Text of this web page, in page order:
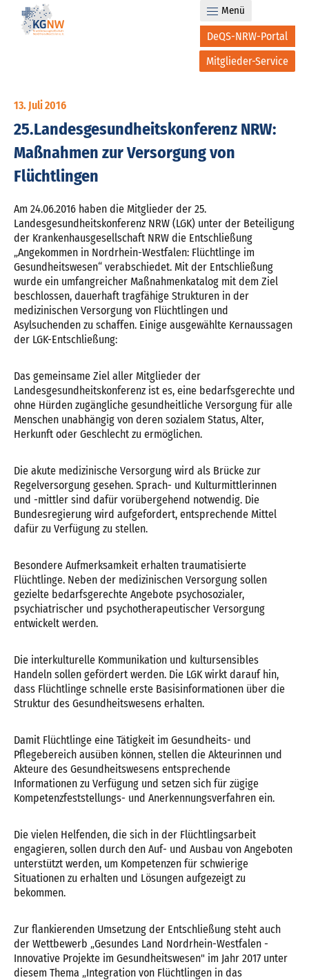
DeQS-NRW-Portal
Mitglieder-Service
Menü
13. Juli 2016
25.Landesgesundheitskonferenz NRW:
Maßnahmen zur Versorgung von
Flüchtlingen
Am 24.06.2016 haben die Mitglieder der 25.
Landesgesundheitskonferenz NRW (LGK) unter der Beteiligung
der Krankenhausgesellschaft NRW die Entschließung
„Angekommen in Nordrhein-Westfalen: Flüchtlinge im
Gesundheitswesen“ verabschiedet. Mit der Entschließung
wurde ein umfangreicher Maßnahmenkatalog mit dem Ziel
beschlossen, dauerhaft tragfähige Strukturen in der
medizinischen Versorgung von Flüchtlingen und
Asylsuchenden zu schaffen. Einige ausgewählte Kernaussagen
der LGK-Entschließung:
Das gemeinsame Ziel aller Mitglieder der
Landesgesundheitskonferenz ist es, eine bedarfsgerechte und
ohne Hürden zugängliche gesundheitliche Versorgung für alle
Menschen unabhängig von deren sozialem Status, Alter,
Herkunft oder Geschlecht zu ermöglichen.
Die akute medizinische Versorgung wird als Brücke zur
Regelversorgung gesehen. Sprach- und Kulturmittlerinnen
und -mittler sind dafür vorübergehend notwendig. Die
Bundesregierung wird aufgefordert, entsprechende Mittel
dafür zu Verfügung zu stellen.
Besondere Aufmerksamkeit erhalten traumatisierte
Flüchtlinge. Neben der medizinischen Versorgung sollen
gezielte bedarfsgerechte Angebote psychosozialer,
psychiatrischer und psychotherapeutischer Versorgung
entwickelt werden.
Die interkulturelle Kommunikation und kultursensibles
Handeln sollen gefördert werden. Die LGK wirkt darauf hin,
dass Flüchtlinge schnelle erste Basisinformationen über die
Struktur des Gesundheitswesens erhalten.
Damit Flüchtlinge eine Tätigkeit im Gesundheits- und
Pflegebereich ausüben können, stellen die Akteurinnen und
Akteure des Gesundheitswesens entsprechende
Informationen zu Verfügung und setzen sich für zügige
Kompetenzfeststellungs- und Anerkennungsverfahren ein.
Die vielen Helfenden, die sich in der Flüchtlingsarbeit
engagieren, sollen durch den Auf- und Ausbau von Angeboten
unterstützt werden, um Kompetenzen für schwierige
Situationen zu erhalten und Lösungen aufgezeigt zu
bekommen.
Zur flankierenden Umsetzung der Entschließung steht auch
der Wettbewerb „Gesundes Land Nordrhein-Westfalen -
Innovative Projekte im Gesundheitswesen" im Jahr 2017 unter
diesem Thema „Integration von Flüchtlingen in das